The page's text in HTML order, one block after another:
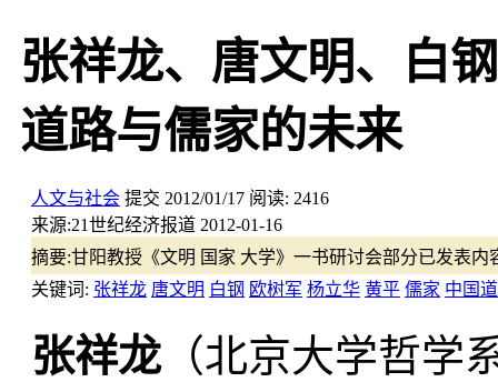
张祥龙、唐文明、白
道路与儒家的未来
人文与社会 提交 2012/01/17 阅读: 2416
来源:21世纪经济报道 2012-01-16
摘要:甘阳教授《文明 国家 大学》一书研讨会部分已发表
关键词: 张祥龙 唐文明 白钢 欧树军 杨立华 黄平 儒家 中国
张祥龙（北京大学哲学